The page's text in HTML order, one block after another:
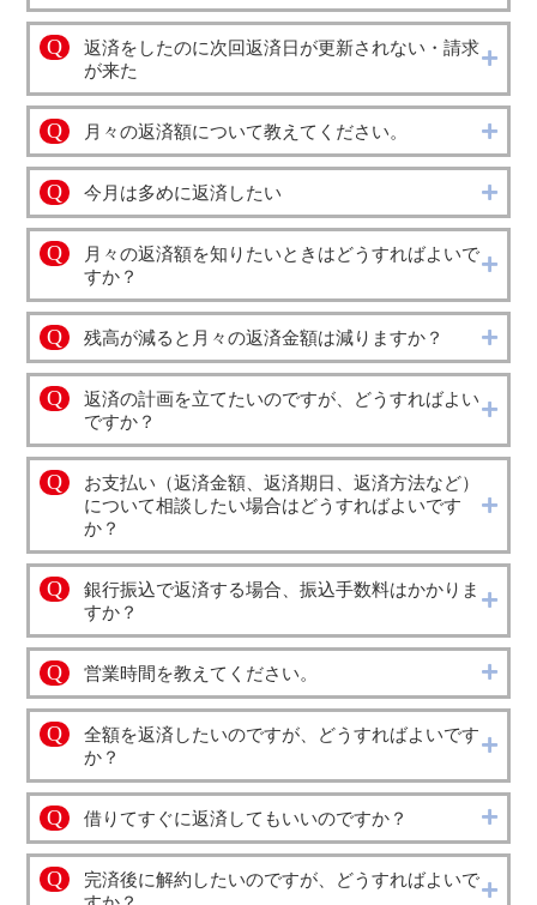
Q
返済をしたのに次回返済日が更新されない・請求
が来た
Q 月々の返済額について教えてください。
Q 今月は多めに返済したい
Q
月々の返済額を知りたいときはどうすればよいで
すか？
Q 残高が減ると月々の返済金額は減りますか？
Q
返済の計画を立てたいのですが、どうすればよい
ですか？
Q
お支払い（返済金額、返済期日、返済方法など）
について相談したい場合はどうすればよいです
か？
Q
銀行振込で返済する場合、振込手数料はかかりま
すか？
Q 営業時間を教えてください。
Q
全額を返済したいのですが、どうすればよいです
か？
Q 借りてすぐに返済してもいいのですか？
Q
完済後に解約したいのですが、どうすればよいで